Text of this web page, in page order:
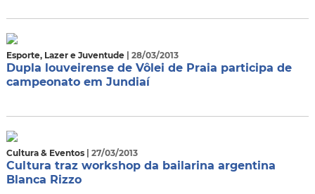
Esporte, Lazer e Juventude | 28/03/2013
Dupla louveirense de Vôlei de Praia participa de
campeonato em Jundiaí
Cultura & Eventos | 27/03/2013
Cultura traz workshop da bailarina argentina
Blanca Rizzo